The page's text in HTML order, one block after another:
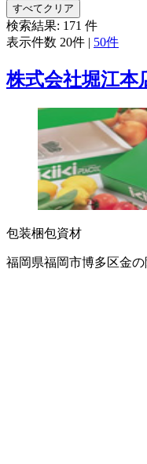
すべてクリア
検索結果: 171 件
表示件数 20件 | 50件
株式会社堀江本
包装梱包資材
福岡県福岡市博多区金の